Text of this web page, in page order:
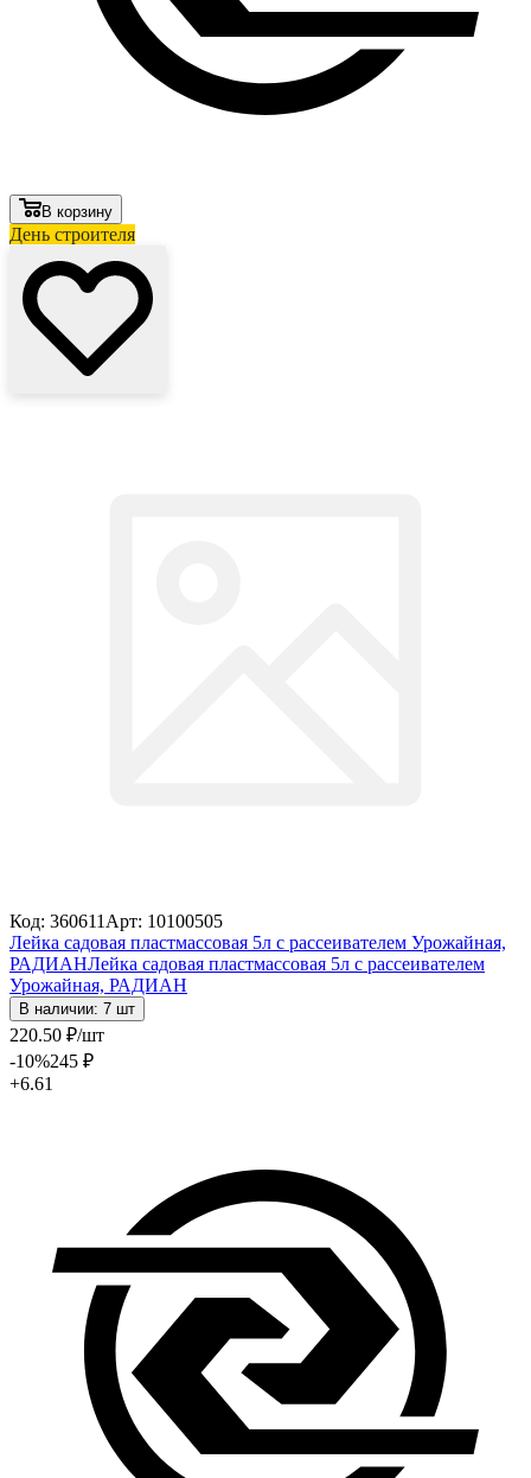
В корзину
День строителя
Код: 360611 Арт: 10100505
Лейка садовая пластмассовая 5л с рассеивателем Урожайная,
РАДИАНЛейка садовая пластмассовая 5л с рассеивателем
Урожайная, РАДИАН
В наличии: 7 шт
220.50 ₽/шт
-10%245 ₽
+6.61